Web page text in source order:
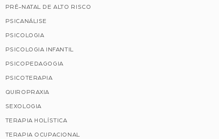
PRÉ-NATAL DE ALTO RISCO
PSICANÁLISE
PSICOLOGIA
PSICOLOGIA INFANTIL
PSICOPEDAGOGIA
PSICOTERAPIA
QUIROPRAXIA
SEXOLOGIA
TERAPIA HOLÍSTICA
TERAPIA OCUPACIONAL